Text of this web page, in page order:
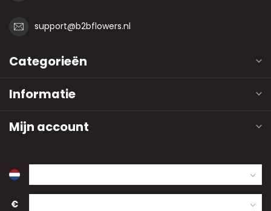
support@b2bflowers.nl
Categorieën
Informatie
Mijn account
€